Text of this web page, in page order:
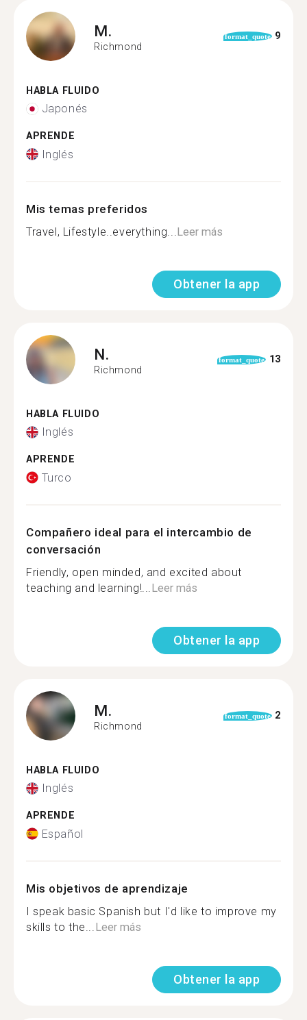
M.
Richmond
format_quote 9
HABLA FLUIDO
Japonés
APRENDE
Inglés
Mis temas preferidos
Travel, Lifestyle..everything... Leer más
Obtener la app
N.
Richmond
format_quote 13
HABLA FLUIDO
Inglés
APRENDE
Turco
Compañero ideal para el intercambio de
conversación
Friendly, open minded, and excited about
teaching and learning!... Leer más
Obtener la app
M.
Richmond
format_quote 2
HABLA FLUIDO
Inglés
APRENDE
Español
Mis objetivos de aprendizaje
I speak basic Spanish but I'd like to improve my
skills to the... Leer más
Obtener la app